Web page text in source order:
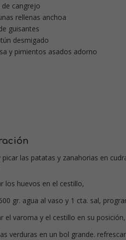
cangrejo
rellenas anchoa
guisantes
desmigado
y pimientos asados adorno
picar las patatas y zanahorias en
los huevos en el cestillo,
gr. agua al vaso y 1 cta. sal,
el varoma y el cestillo en su
verduras en un bol grande.